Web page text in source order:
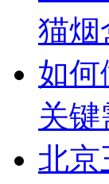
猫烟
如何
关键
北京